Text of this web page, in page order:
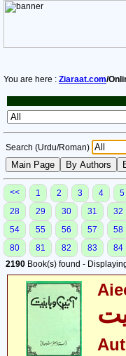
You are here : Ziaraat.com/
Search (Urdu/Roman)
<< 1 2 3 4 5
28
29 30 31 32
54
55 56 57 58
80
81 82 83 84
2190 Book(s) found -